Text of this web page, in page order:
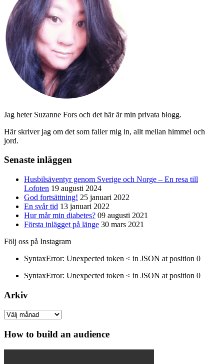
Jag heter Suzanne Fors och det här är min privata blogg.
Här skriver jag om det som faller mig in, allt mellan himmel och
jord.
Senaste inläggen
Husbilsäventyr genom Sverige och Norge – En resa till
Lofoten 19 augusti 2024
God fortsättning! 25 januari 2022
En svår tid 13 januari 2022
Hur mår min diabetes? 09 augusti 2021
Första inlägget på länge 30 mars 2021
Följ oss på Instagram
SyntaxError: Unexpected token < in JSON at position 0
SyntaxError: Unexpected token < in JSON at position 0
Arkiv
Arkiv
How to build an audience